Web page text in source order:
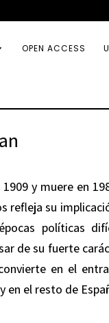
OPEN ACCESS
y muere en
refleja su
políticas
de su fuerte
en el
el resto de